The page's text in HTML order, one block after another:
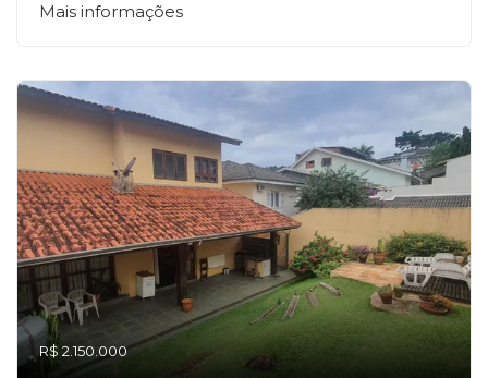
Mais informações
R$ 2.150.000